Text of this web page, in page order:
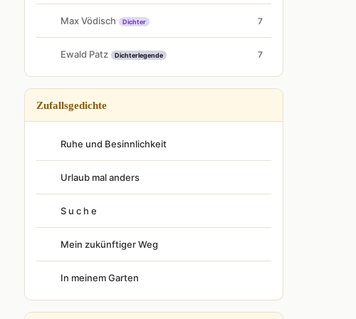
Max Vödisch Dichter 7
Ewald Patz Dichterlegende 7
Zufallsgedichte
Ruhe und Besinnlichkeit
Urlaub mal anders
S u c h e
Mein zukünftiger Weg
In meinem Garten